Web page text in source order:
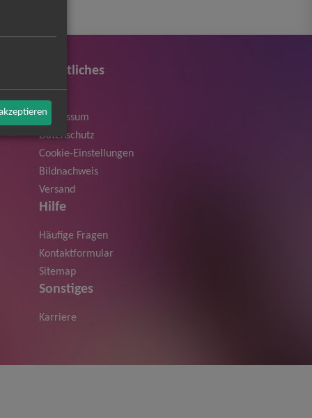
Rechtliches
AGB
Impressum
Datenschutz
Cookie-Einstellungen
Bildnachweis
Versand
Hilfe
Häufige Fragen
Kontaktformular
Sitemap
Sonstiges
Karriere